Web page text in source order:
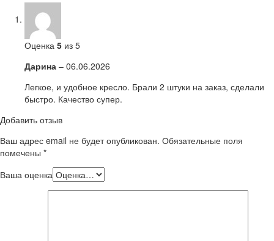
Оценка 5 из 5
Дарина – 06.06.2026
Легкое, и удобное кресло. Брали 2 штуки на заказ, сделали
быстро. Качество супер.
Добавить отзыв
Ваш адрес email не будет опубликован. Обязательные поля
помечены *
Ваша оценка